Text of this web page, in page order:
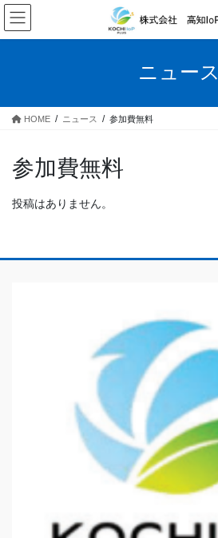
コ
ン
テ
ス
ナ
ビ
ゲ
ン
ニュース
HOME ニュース 参加費無料
参加費無料
投稿はありません。